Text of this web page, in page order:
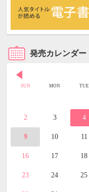
発売カレンダー
SUN MON TUE
2 3 4
9 10 11
16 17 18
23 24 25